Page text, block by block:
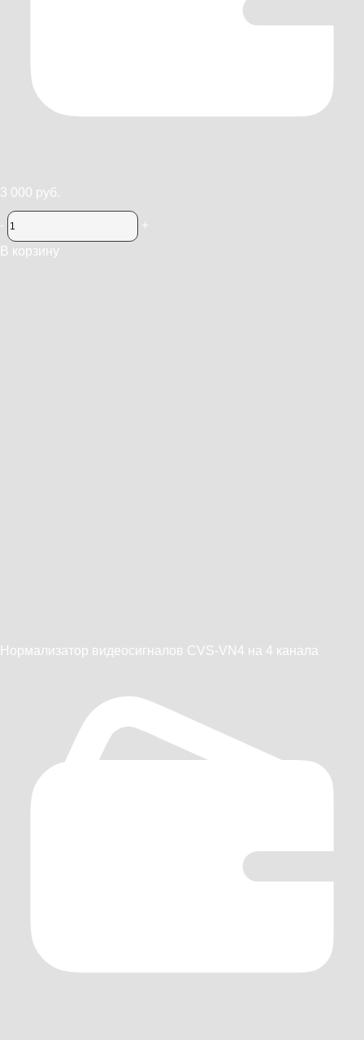
3 000 руб.
-
+
В корзину
Нормализатор видеосигналов CVS-VN4 на 4 канала